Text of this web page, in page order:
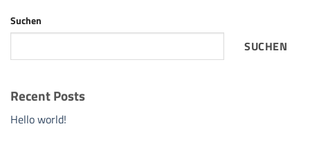
Suchen
SUCHEN
Recent Posts
Hello world!